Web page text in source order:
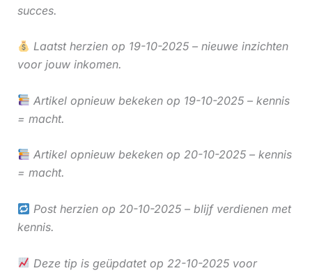
succes.
Laatst herzien op 19-10-2025 – nieuwe inzichten
voor jouw inkomen.
Artikel opnieuw bekeken op 19-10-2025 – kennis
= macht.
Artikel opnieuw bekeken op 20-10-2025 – kennis
= macht.
Post herzien op 20-10-2025 – blijf verdienen met
kennis.
Deze tip is geüpdatet op 22-10-2025 voor